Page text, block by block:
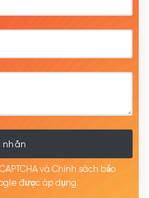
nhắn
và Chính sách bảo
được áp dụng.